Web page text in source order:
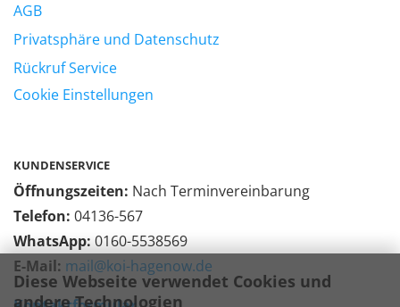
Diese Webseite verwendet Cookies und
andere Technologien
AGB
Privatsphäre und Datenschutz
Rückruf Service
Cookie Einstellungen
KUNDENSERVICE
Öffnungszeiten: Nach Terminvereinbarung
Telefon: 04136-567
WhatsApp: 0160-5538569
E-Mail: mail@koi-hagenow.de